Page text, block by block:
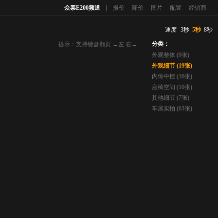
众泰E200频道 报价 降价 图片 配置 经销商
提示：支持键盘翻页 ←左 右→
速度 3秒 5秒 8秒
分类：
外观整体 (9张)
外观细节 (19张)
内饰中控 (36张)
座椅空间 (10张)
其他细节 (7张)
车展实拍 (63张)